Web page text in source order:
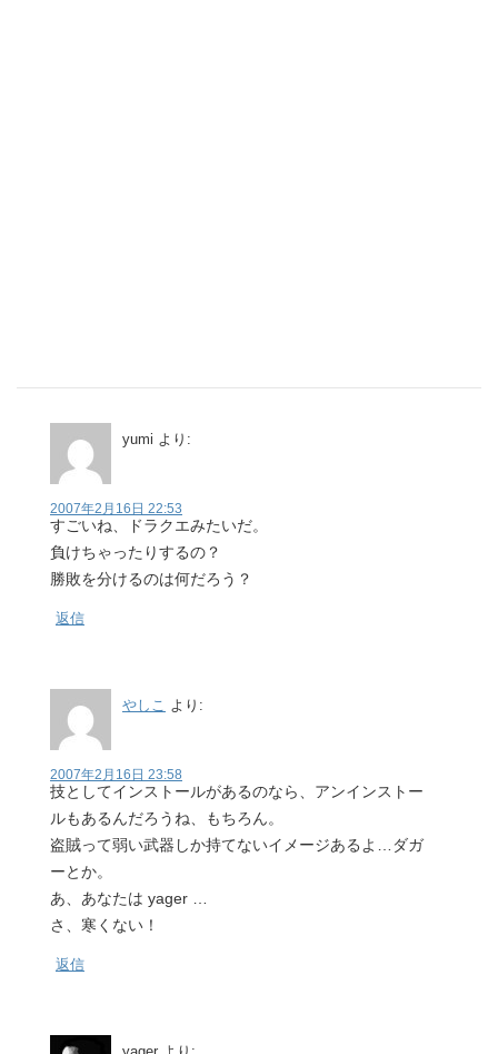
yumi より:
2007年2月16日 22:53
すごいね、ドラクエみたいだ。
負けちゃったりするの？
勝敗を分けるのは何だろう？
返信
やしこ より:
2007年2月16日 23:58
技としてインストールがあるのなら、アンインストー
ルもあるんだろうね、もちろん。
盗賊って弱い武器しか持てないイメージあるよ…ダガ
ーとか。
あ、あなたは yager …
さ、寒くない！
返信